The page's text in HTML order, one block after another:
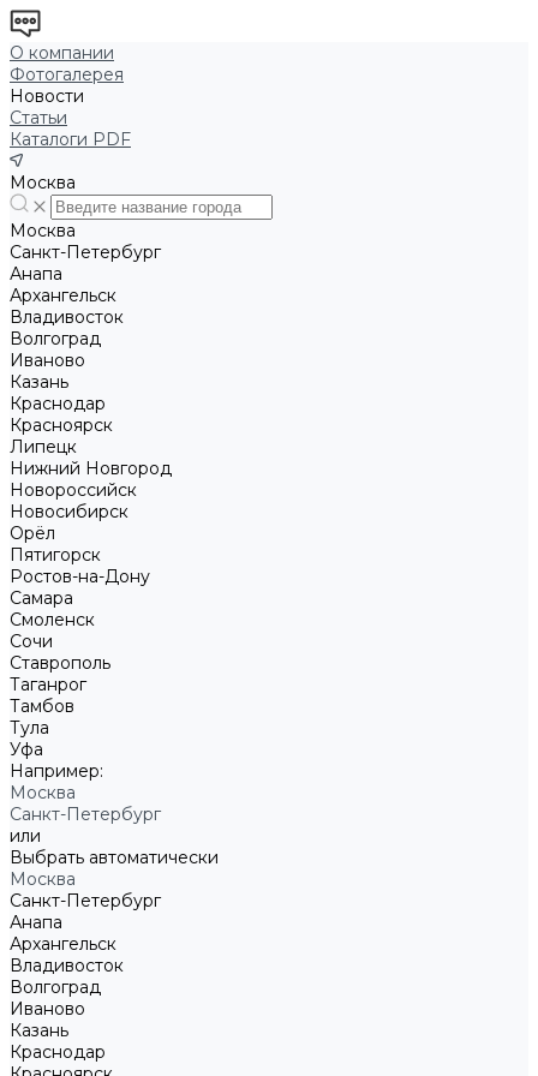
О компании
Фотогалерея
Новости
Статьи
Каталоги PDF
Москва
Москва
Санкт-Петербург
Анапа
Архангельск
Владивосток
Волгоград
Иваново
Казань
Краснодар
Красноярск
Липецк
Нижний Новгород
Новороссийск
Новосибирск
Орёл
Пятигорск
Ростов-на-Дону
Самара
Смоленск
Сочи
Ставрополь
Таганрог
Тамбов
Тула
Уфа
Например:
Москва
Санкт-Петербург
или
Выбрать автоматически
Москва
Санкт-Петербург
Анапа
Архангельск
Владивосток
Волгоград
Иваново
Казань
Краснодар